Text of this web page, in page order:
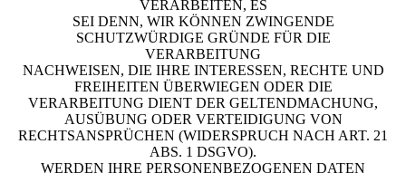
VERARBEITEN, ES
SEI DENN, WIR KÖNNEN ZWINGENDE
SCHUTZWÜRDIGE GRÜNDE FÜR DIE
VERARBEITUNG
NACHWEISEN, DIE IHRE INTERESSEN, RECHTE UND
FREIHEITEN ÜBERWIEGEN ODER DIE
VERARBEITUNG DIENT DER GELTENDMACHUNG,
AUSÜBUNG ODER VERTEIDIGUNG VON
RECHTSANSPRÜCHEN (WIDERSPRUCH NACH ART. 21
ABS. 1 DSGVO).
WERDEN IHRE PERSONENBEZOGENEN DATEN